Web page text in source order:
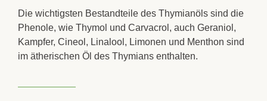
Die wichtigsten Bestandteile des Thymianöls sind die
Phenole, wie Thymol und Carvacrol , auch Geraniol,
Kampfer, Cineol, Linalool, Limonen und Menthon sind
im ätherischen Öl des Thymians enthalten.